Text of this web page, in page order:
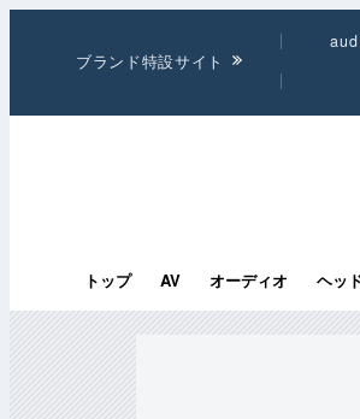
ブランド特設サイト
トップ AV オーディオ ヘッ